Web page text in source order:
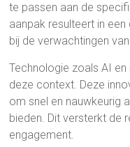
te passen aan de
aanpak resulteert in
bij de verwachtingen
Technologie zoals AI en
deze context. Deze
om snel en nauwkeurig
bieden. Dit versterkt de
engagement.